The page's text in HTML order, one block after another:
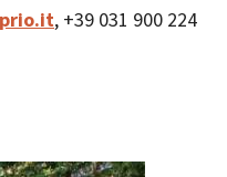
, +39 031 900 224